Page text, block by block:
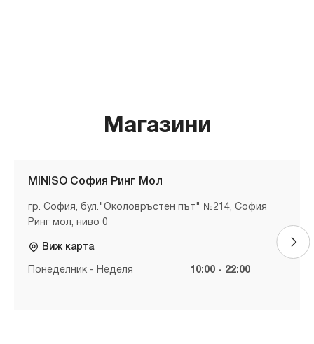
Магазини
MINISO София Ринг Мол
гр. София, бул."Околовръстен път" №214, София
Ринг мол, ниво 0
Виж карта
Понеделник - Неделя 10:00 - 22:00